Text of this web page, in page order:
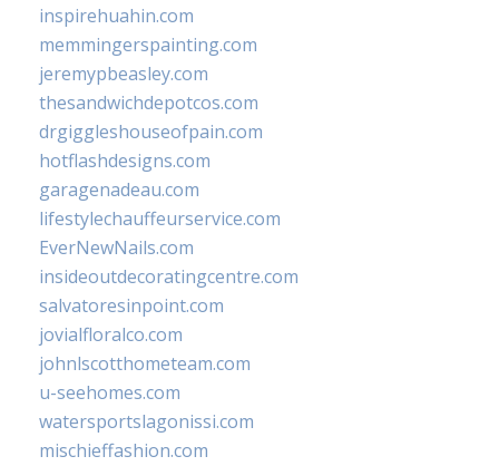
inspirehuahin.com
memmingerspainting.com
jeremypbeasley.com
thesandwichdepotcos.com
drgiggleshouseofpain.com
hotflashdesigns.com
garagenadeau.com
lifestylechauffeurservice.com
EverNewNails.com
insideoutdecoratingcentre.com
salvatoresinpoint.com
jovialfloralco.com
johnlscotthometeam.com
u-seehomes.com
watersportslagonissi.com
mischieffashion.com